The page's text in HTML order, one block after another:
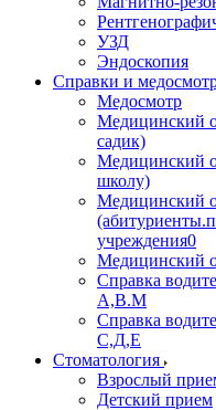
УЗД
Эндоскопия
Справки и
Медосмотр
Медицинский
садик)
Медицинский
школу)
Медицинский
учреждения0
Медицинский
Справка
А,В.М
Справка
С,Д,Е
Стоматология
Взрослый
Детский прием